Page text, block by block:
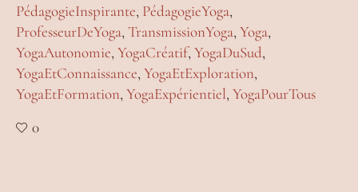
PédagogieInspirante, PédagogieYoga,
ProfesseurDeYoga, TransmissionYoga, Yoga,
YogaAutonomie, YogaCréatif, YogaDuSud,
YogaEtConnaissance, YogaEtExploration,
YogaEtFormation, YogaExpérientiel, YogaPourTous
0